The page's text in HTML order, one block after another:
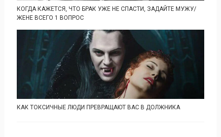
КОГДА КАЖЕТСЯ, ЧТО БРАК УЖЕ НЕ СПАСТИ, ЗАДАЙТЕ МУЖУ/
ЖЕНЕ ВСЕГО 1 ВОПРОС
КАК ТОКСИЧНЫЕ ЛЮДИ ПРЕВРАЩАЮТ ВАС В ДОЛЖНИКА